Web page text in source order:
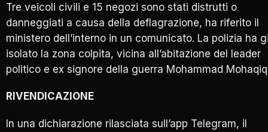
Tre veicoli civili e 15 negozi sono stati distrutti o
danneggiati a causa della deflagrazione, ha riferito il
ministero dell’interno in un comunicato. La polizia ha
isolato la zona colpita, vicina all’abitazione del leader
politico e ex signore della guerra Mohammad
RIVENDICAZIONE
In una dichiarazione rilasciata sull’app Telegram, il